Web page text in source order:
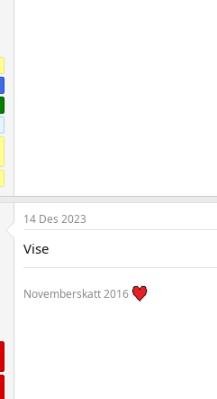
14 Des 2023
Vise
Novemberskatt 2016